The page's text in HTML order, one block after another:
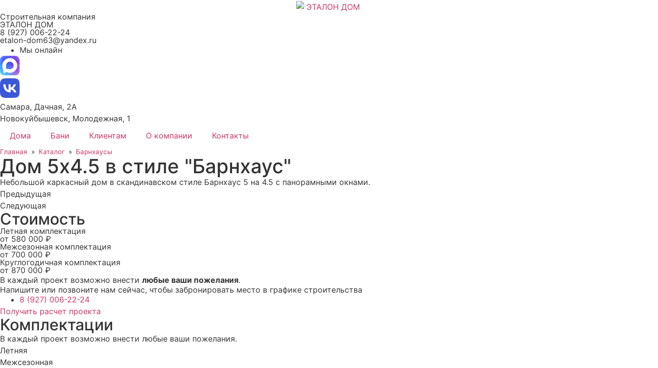
к
содержимому
Строительная компания
ЭТАЛОН ДОМ
8 (927) 006-22-24
etalon-dom63@yandex.ru
Мы онлайн
Самара, Дачная, 2А
Новокуйбышевск, Молодежная, 1
Дома
Бани Клиентам О компании Контакты
Главная » Каталог » Барнхаусы
Дом 5x4.5 в стиле "Барнхаус"
Небольшой каркасный дом в скандинавском стиле Барнхаус 5 на 4.5 с панорамными окнами.
Предыдущая
Следующая
Стоимость
Летная комплектация
от 580 000 ₽
Межсезонная комплектация
от 700 000 ₽
Круглогодичная комплектация
от 870 000 ₽
В каждый проект возможно внести любые ваши пожелания.
Напишите или позвоните нам сейчас, чтобы забронировать место в графике строительства
8 (927) 006-22-24
Получить расчет проекта
Комплектации
В каждый проект возможно внести любые ваши пожелания.
Летняя
Межсезонная